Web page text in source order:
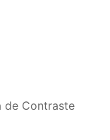
de Contraste